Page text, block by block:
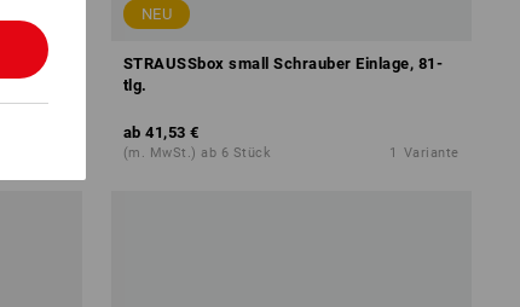
NEU
STRAUSSbox small Schrauber Einlage, 81-
tlg.
ab 41,53 €
(m. MwSt.) ab 6 Stück 1 Variante